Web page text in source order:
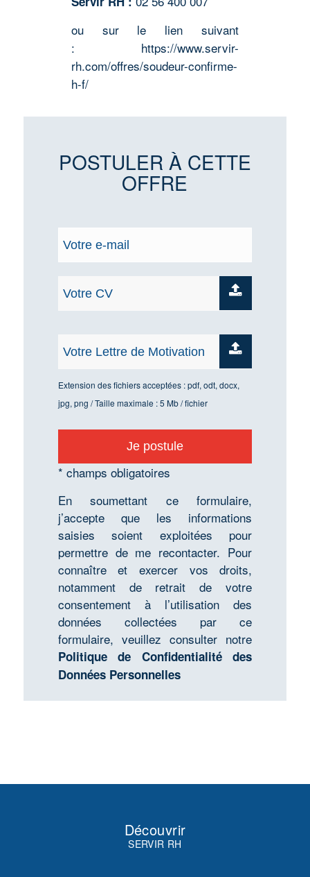
ou sur le lien suivant
: https://www.servir-
rh.com/offres/soudeur-confirme-
h-f/
POSTULER À CETTE
OFFRE
Extension des fichiers acceptées : pdf, odt, docx,
jpg, png / Taille maximale : 5 Mb / fichier
* champs obligatoires
En soumettant ce formulaire,
j’accepte que les informations
saisies soient exploitées pour
permettre de me recontacter. Pour
connaître et exercer vos droits,
notamment de retrait de votre
consentement à l’utilisation des
données collectées par ce
formulaire, veuillez consulter notre
Politique de Confidentialité des
Données Personnelles
Découvrir
SERVIR RH